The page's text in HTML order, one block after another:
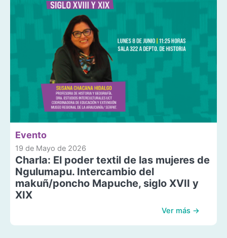
Evento
19 de Mayo de 2026
Charla: El poder textil de las mujeres de
Ngulumapu. Intercambio del
makuñ/poncho Mapuche, siglo XVII y
XIX
Ver más →